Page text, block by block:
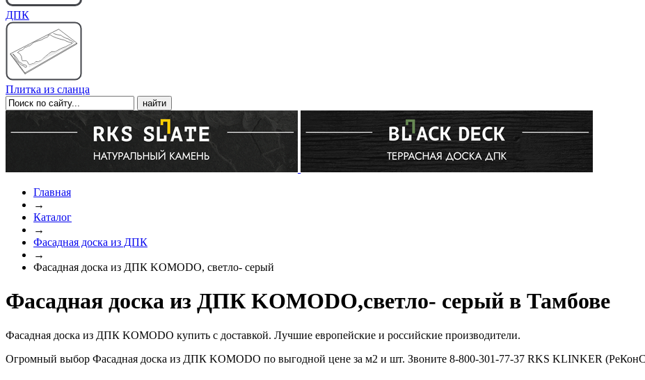
ДПК
Плитка из сланца
Главная
→
Каталог
→
Фасадная доска из ДПК
→
Фасадная доска из ДПК KOMODO, светло- серый
Фасадная доска из ДПК KOMODO,светло- серый в Тамбове
Фасадная доска из ДПК KOMODO купить с доставкой. Лучшие европейские и российские производители.
Огромный выбор Фасадная доска из ДПК KOMODO по выгодной цене за м2 и шт. Звоните 8-800-301-77-37 RKS KLINKER